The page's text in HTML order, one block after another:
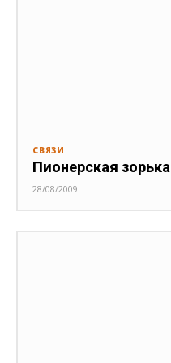
СВЯЗИ
Пионерская зорька
28/08/2009